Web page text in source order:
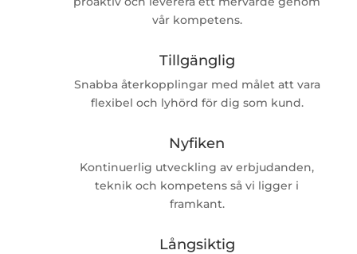
vår kompetens.
Tillgänglig
Snabba återkopplingar med målet att vara
flexibel och lyhörd för dig som kund.
Nyfiken
Kontinuerlig utveckling av erbjudanden,
teknik och kompetens så vi ligger i
framkant.
Långsiktig